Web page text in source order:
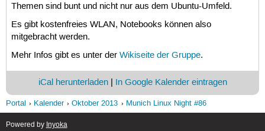
Themen sind bunt und nicht nur aus dem Ubuntu-Umfeld.
Es gibt kostenfreies WLAN, Notebooks können also
mitgebracht werden.
Mehr Infos gibt es unter derWikiseite der Gruppe.
iCal herunterladen| In Google Kalender eintragen
Portal Kalender Oktober 2013 Munich Linux Night #86
Powered by Inyoka